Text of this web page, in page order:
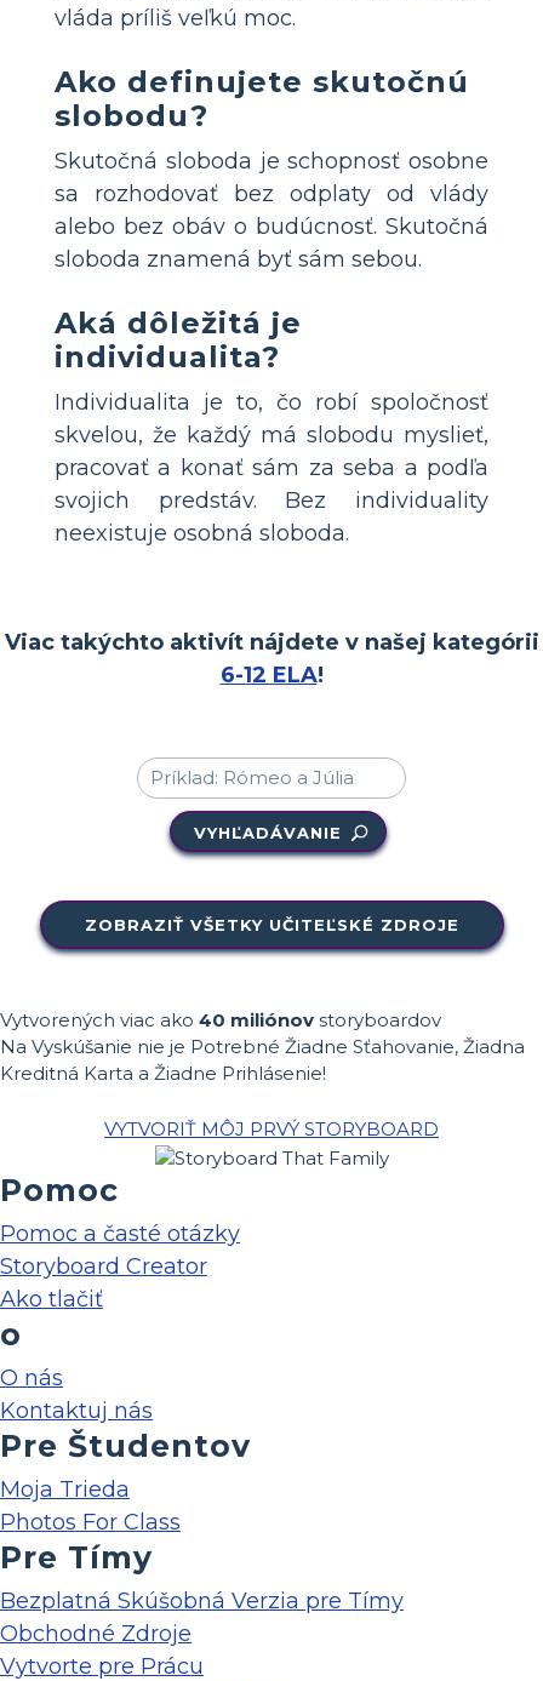
vláda príliš veľkú moc.
Ako definujete skutočnú
slobodu?
Skutočná sloboda je schopnosť osobne
sa rozhodovať bez odplaty od vlády
alebo bez obáv o budúcnosť. Skutočná
sloboda znamená byť sám sebou.
Aká dôležitá je
individualita?
Individualita je to, čo robí spoločnosť
skvelou, že každý má slobodu myslieť,
pracovať a konať sám za seba a podľa
svojich predstáv. Bez individuality
neexistuje osobná sloboda.
Viac takýchto aktivít nájdete v našej kategórii
6-12 ELA!
VYHĽADÁVANIE
ZOBRAZIŤ VŠETKY UČITEĽSKÉ ZDROJE
Vytvorených viac ako 40 miliónov storyboardov
Na Vyskúšanie nie je Potrebné Žiadne Sťahovanie, Žiadna
Kreditná Karta a Žiadne Prihlásenie!
VYTVORIŤ MÔJ PRVÝ STORYBOARD
Pomoc
Pomoc a časté otázky
Storyboard Creator
Ako tlačiť
o
O nás
Kontaktuj nás
Pre Študentov
Moja Trieda
Photos For Class
Pre Tímy
Bezplatná Skúšobná Verzia pre Tímy
Obchodné Zdroje
Vytvorte pre Prácu